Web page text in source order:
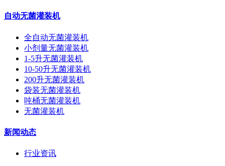
自动无菌灌装机
全自动无菌灌装机
小剂量无菌灌装机
1-5升无菌灌装机
10-50升无菌灌装机
200升无菌灌装机
袋装无菌灌装机
吨桶无菌灌装机
无菌灌装机
新闻动态
行业资讯